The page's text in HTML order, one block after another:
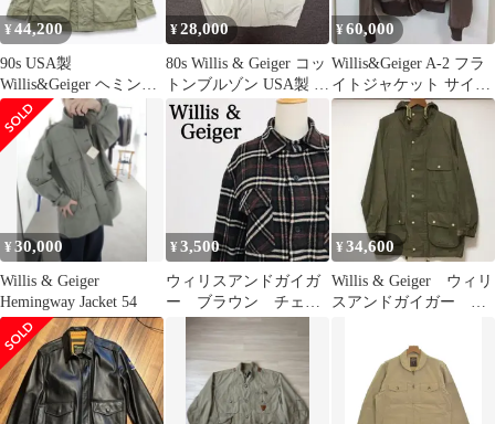
¥44,200
90s USA製
Willis&Geiger ヘミング
ウェイブッシュジャケ
ット
¥28,000
80s Willis & Geiger コッ
トンブルゾン USA製 L
イエロー
¥60,000
Willis&Geiger A-2 フラ
イトジャケット サイズ
36（良品）
¥30,000
Willis & Geiger
Hemingway Jacket 54
¥3,500
ウィリスアンドガイガ
ー ブラウン チェッ
ク柄 アウター ウー
ルコート Y2K
¥34,600
Willis & Geiger ウィリ
スアンドガイガー マ